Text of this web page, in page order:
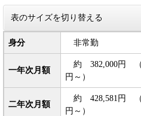
表のサイズを切り替える
身分 非常勤
一年次月額
約 382,000円 （
円～）
二年次月額
約 428,581円 （
円～）